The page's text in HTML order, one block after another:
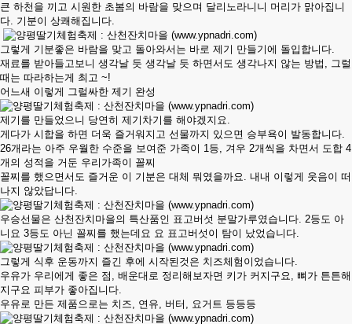
큰 하천을 끼고 시원한 초봄의 바람을 맞으며 달리노라니니 머리가 맑아집니
다. 기분이 상쾌해집니다.
그렇게 기분좋은 바람을 맞고 돌아와서는 바로 제기 만들기에 돌입합니다.
재료를 받아들고보니 생각날 듯 생각날 듯 하면서도 생각나지 않는 방법, 그럴
때는 따라하는게 최고 ~!
어느새 이렇게 그럴싸한 제기 완성
제기를 만들었으니 당연히 제기차기를 해야겠지요.
게다가 시합을 하면 더욱 즐거워지고 선물까지 있으면 승부욕이 발동합니다.
26개라는 아주 우월한 수준을 보여준 가족이 1등, 겨우 2개씩을 차면서 도합 4
개의 성적을 거둔 우리가족이 꼴찌
꼴찌를 했으면서도 즐거운 이 기분은 대체 뭐였을까요. 내내 이렇게 웃음이 떠
나지 않았답니다.
우승선물은 산천잔치마을의 특산품인 표고버섯 분말가루였습니다. 2등도 아
니요 3등도 아닌 꼴찌를 했는데요 요 표고버섯이 탐이 났었습니다.
그렇게 식후 운동까지 즐긴 후에 시작된것은 치즈체험이었습니다.
우유가 우리에게 좋은 점, 배운대로 정리해보자면 키가 커지구요, 뼈가 튼튼해
지구요 피부가 좋아집니다.
우유로 만든 제품으로는 치즈, 연유, 버터, 요거트 등등등